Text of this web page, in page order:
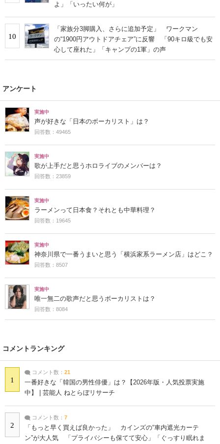
よ」「いったい何が」
10
「家族分3脚購入、さらに追加予定」 ワークマン
の“1900円アウトドアチェア”に反響 「90キロ級でも安
心して座れた」「キャンプの1軍」の声
アンケート
実施中
声が好きな「日本のボーカリスト」は？
回答数：49465
実施中
歌が上手だと思うホロライブのメンバーは？
回答数：23859
実施中
ラーメンって日本食？それとも中華料理？
回答数：19645
実施中
神奈川県で一番うまいと思う「横浜家系ラーメン店」はどこ？
回答数：8507
実施中
唯一無二の歌声だと思うボーカリストは？
回答数：8084
コメントランキング
1
コメント数： 21
一番好きな「韓国の男性俳優」は？【2026年版・人気投票実施
中】 | 芸能人 ねとらぼリサーチ
2
コメント数： 7
「もっと早く買えば良かった」 カインズの“車内遮光カーテ
ン”が大人気 「プライバシーも保てて安心」「ぐっすり眠れま